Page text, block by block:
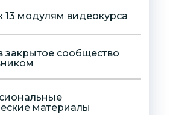
материалы
закрытое сообщество
13 модулям видеокурса